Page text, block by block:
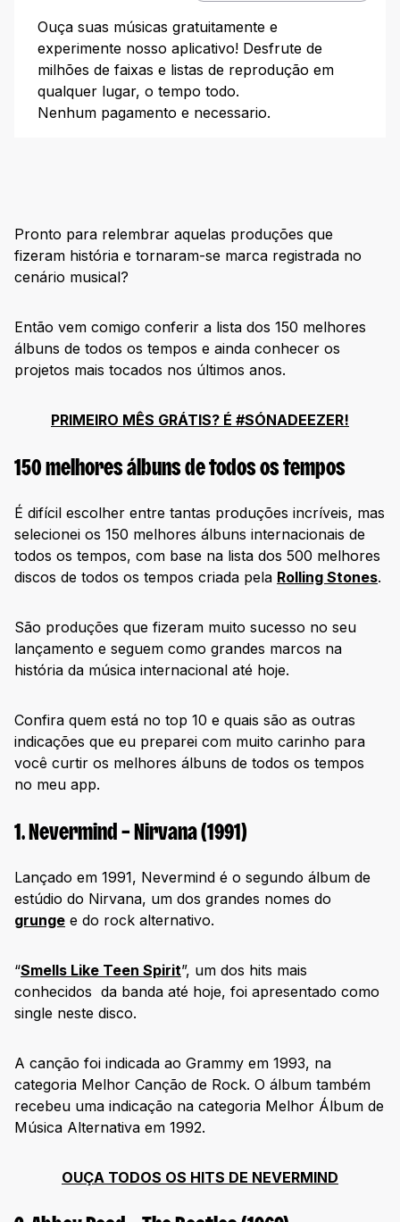
22. Born to Run – Bruce Springsteen (1975)
23. Ready to Die – The Notorious B.I.G (1994)
24. The Velvet Underground and Nico – The Velvet
Underground (1967)
28. Enter the Wu-Tang (36 Chambers) – Wu-Tang Clan
29. Voodoo – D’Angelo (2000)
31. Are You Experienced – Jimi Hendrix (1967)
32. Kind of Blue – Miles Davis (1959)
34. Back to Black – Amy Winehouse (2006)
36. Rubber Soul – The Beatles (1965)
37. Off the Wall – Michael Jackson (1979)
38. The Chronic – Dr. Dre (1992)
39. Blonde on Blonde – Bob Dylan (1966)
40. Remain in Light – Talking Heads (1980)
(1972)
42. Let It Bleed – The Rolling Stones (1969)
44. The Low End Theory – A Tribe Called Quest (1991)
45. Illmatic – Nas (1994)
46. Sign O’ the Times – Prince (1987)
48. Ramones – Ramones (1976)
50. Aquemini – OutKast (1998)
51. The Blueprint – Jay-Z (2001)
53. Station to Station – David Bowie (1976)
54. Electric Ladyland – Jimi Hendrix (1968)
56. The Dark Side of the Moon – Pink Floyd (1973)
57. Exile in Guyville – Liz Phair (1993)
58. The Band – The Band (1969)
60. Astral Weeks – Van Morrison (1968)
Ouça suas músicas gratuitamente e
experimente nosso aplicativo! Desfrute de
milhões de faixas e listas de reprodução em
qualquer lugar, o tempo todo.
Nenhum pagamento e necessario.
Pronto para relembrar aquelas produções que
fizeram história e tornaram-se marca registrada no
cenário musical?
Então vem comigo conferir a lista dos 150 melhores
álbuns de todos os tempos e ainda conhecer os
projetos mais tocados nos últimos anos.
PRIMEIRO MÊS GRÁTIS? É #SÓNADEEZER!
150 melhores álbuns de todos os tempos
É difícil escolher entre tantas produções incríveis, mas
selecionei os 150 melhores álbuns internacionais de
todos os tempos, com base na lista dos 500 melhores
discos de todos os tempos criada pela Rolling Stones.
São produções que fizeram muito sucesso no seu
lançamento e seguem como grandes marcos na
história da música internacional até hoje.
Confira quem está no top 10 e quais são as outras
indicações que eu preparei com muito carinho para
você curtir os melhores álbuns de todos os tempos
no meu app.
1. Nevermind – Nirvana (1991)
Lançado em 1991, Nevermind é o segundo álbum de
estúdio do Nirvana, um dos grandes nomes do
grunge e do rock alternativo.
“Smells Like Teen Spirit”, um dos hits mais
conhecidos da banda até hoje, foi apresentado como
single neste disco.
A canção foi indicada ao Grammy em 1993, na
categoria Melhor Canção de Rock. O álbum também
recebeu uma indicação na categoria Melhor Álbum de
Música Alternativa em 1992.
OUÇA TODOS OS HITS DE NEVERMIND